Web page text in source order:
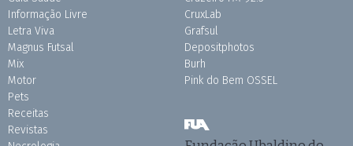
Informação Livre
Letra Viva
Magnus Futsal
Mix
Motor
Pets
Receitas
Revistas
CruxLab
Grafsul
Depositphotos
Burh
Pink do Bem OSSEL